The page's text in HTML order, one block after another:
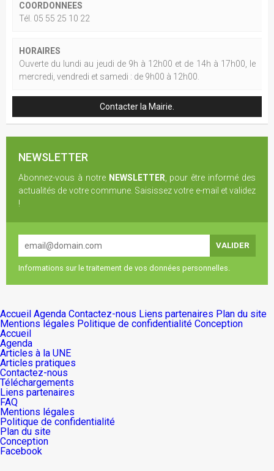
COORDONNEES
Tél. 05 55 25 10 22
HORAIRES
Ouverte du lundi au jeudi de 9h à 12h00 et de 14h à 17h00, le
mercredi, vendredi et samedi : de 9h00 à 12h00.
Contacter la Mairie.
NEWSLETTER
Abonnez-vous à notre NEWSLETTER , pour être informé des
actualités de votre commune. Saisissez votre e-mail et validez
!
Informations sur le traitement de vos données personnelles.
Accueil Agenda Contactez-nous Liens partenaires Plan du site
Mentions légales Politique de confidentialité Conception
Accueil
Agenda
Articles à la UNE
Articles pratiques
Contactez-nous
Téléchargements
Liens partenaires
FAQ
Mentions légales
Politique de confidentialité
Plan du site
Conception
Facebook